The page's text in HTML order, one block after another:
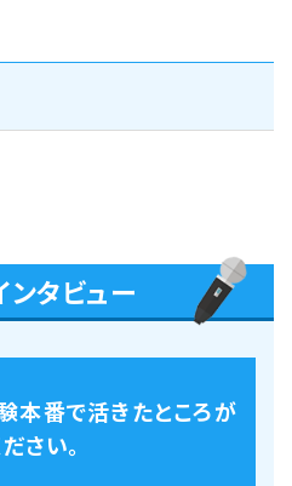
タビュー
本番で活きたところが
さい。